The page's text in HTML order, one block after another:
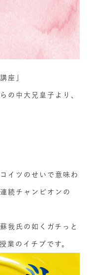
座」
の中大兄皇子より、
イツのせいで意味わ
続チャンピオンの
我氏の如くガチっと
業のイチブです。